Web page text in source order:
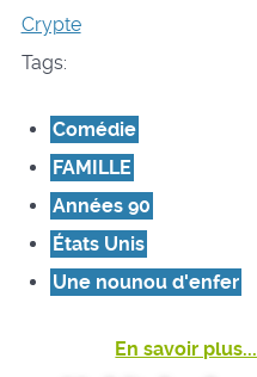
Crypte
Tags:
Comédie
FAMILLE
Années 90
États Unis
Une nounou d'enfer
En savoir plus...